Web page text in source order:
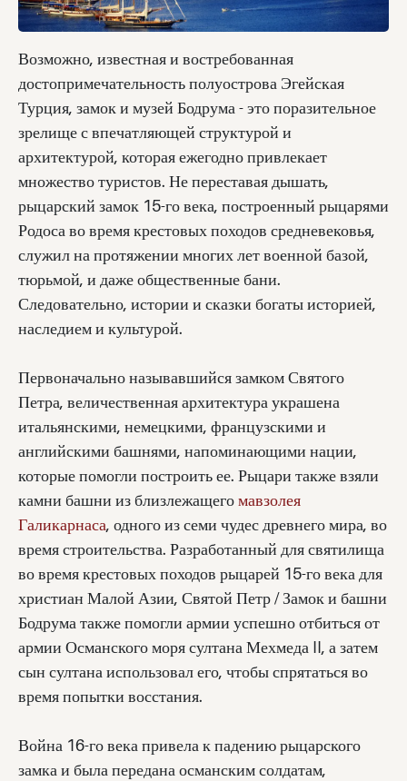
Возможно, известная и востребованная
достопримечательность полуострова Эгейская
Турция, замок и музей Бодрума - это поразительное
зрелище с впечатляющей структурой и
архитектурой, которая ежегодно привлекает
множество туристов. Не переставая дышать,
рыцарский замок 15-го века, построенный рыцарями
Родоса во время крестовых походов средневековья,
служил на протяжении многих лет военной базой,
тюрьмой, и даже общественные бани.
Следовательно, истории и сказки богаты историей,
наследием и культурой.
Первоначально называвшийся замком Святого
Петра, величественная архитектура украшена
итальянскими, немецкими, французскими и
английскими башнями, напоминающими нации,
которые помогли построить ее. Рыцари также взяли
камни башни из близлежащегомавзолея
Галикарнаса, одного из семи чудес древнего мира, во
время строительства. Разработанный для святилища
во время крестовых походов рыцарей 15-го века для
христиан Малой Азии, Святой Петр / Замок и башни
Бодрума также помогли армии успешно отбиться от
армии Османского моря султана Мехмеда II, а затем
сын султана использовал его, чтобы спрятаться во
время попытки восстания.
Война 16-го века привела к падению рыцарского
замка и была передана османским солдатам,